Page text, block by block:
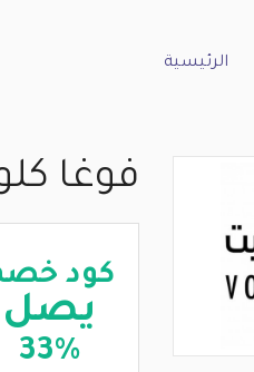
الرئيسية
فوغا
كود
يصل
33%